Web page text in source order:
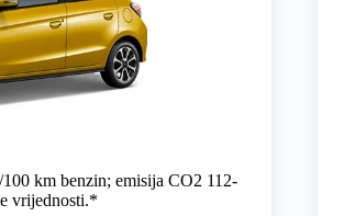
km benzin; emisija CO2 112-
vrijednosti.*